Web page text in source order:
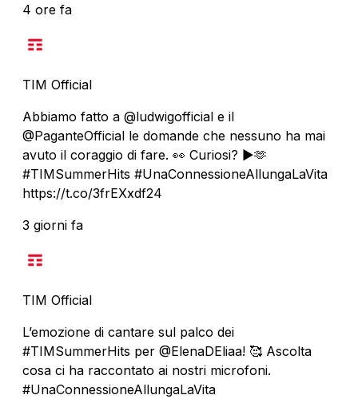
4 ore fa
TIM Official
Abbiamo fatto a @ludwigofficial e il
@PaganteOfficial le domande che nessuno ha mai
avuto il coraggio di fare. 👀 Curiosi? ▶️🫶
#TIMSummerHits #UnaConnessioneAllungaLaVita
https://t.co/3frEXxdf24
3 giorni fa
TIM Official
L’emozione di cantare sul palco dei
#TIMSummerHits per @ElenaDEliaa! 🥰 Ascolta
cosa ci ha raccontato ai nostri microfoni.
#UnaConnessioneAllungaLaVita